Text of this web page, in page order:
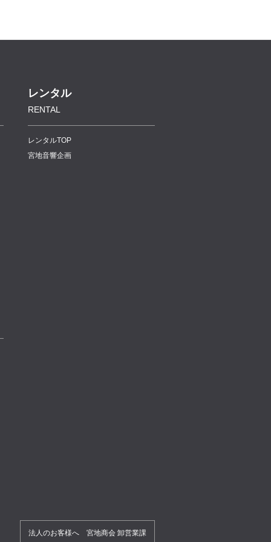
レンタル
RENTAL
レンタルTOP
宮地音響企画
法人のお客様へ 宮地商会 卸営業課